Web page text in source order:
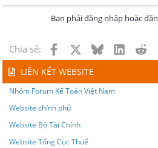
Bạn phải đăng nhập hoặc
Chia sẻ: Facebook Bluesky
LIÊN KẾT WEBSITE
Nhóm Forum Kế Toán Việt Nam
Website chính phủ
Website Bộ Tài Chính
Website Tổng Cục Thuế